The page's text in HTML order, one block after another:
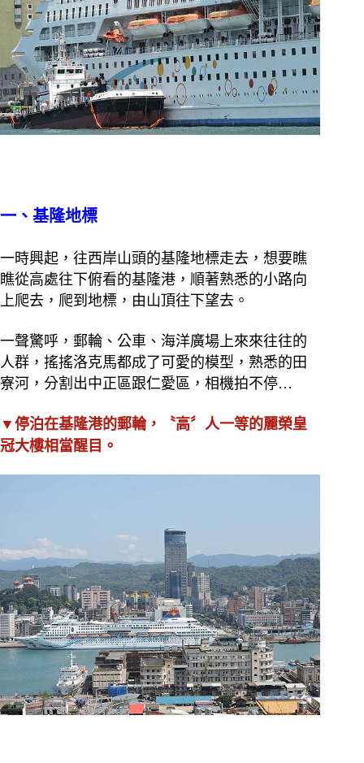
一、基隆地標
一時興起，往西岸山頭的基隆地標走去，想要瞧
瞧從高處往下俯看的基隆港，順著熟悉的小路向
上爬去，爬到地標，由山頂往下望去。
一聲驚呼，郵輪、公車、海洋廣場上來來往往的
人群，搖搖洛克馬都成了可愛的模型，熟悉的田
寮河，分割出中正區跟仁愛區，相機拍不停…
▼停泊在基隆港的郵輪，〝高〞人一等的麗榮皇
冠大樓相當醒目 。